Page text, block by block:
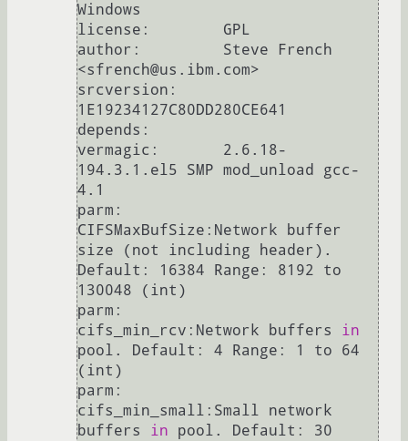
Windows
license:        GPL
author:         Steve French
<sfrench@us.ibm.com>
srcversion:
1E19234127C80DD280CE641
depends:
vermagic:       2.6.18-
194.3.1.el5 SMP mod_unload gcc-
4.1
parm:
CIFSMaxBufSize:Network buffer
size (not including header).
Default: 16384 Range: 8192 to
130048 (int)
parm:
cifs_min_rcv:Network buffers in
pool. Default: 4 Range: 1 to 64
(int)
parm:
cifs_min_small:Small network
buffers in pool. Default: 30